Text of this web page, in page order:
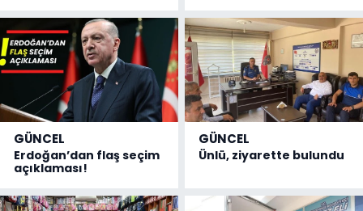
GÜNCEL
Erdoğan’dan flaş seçim
açıklaması!
GÜNCEL
Ünlü, ziyarette bulundu